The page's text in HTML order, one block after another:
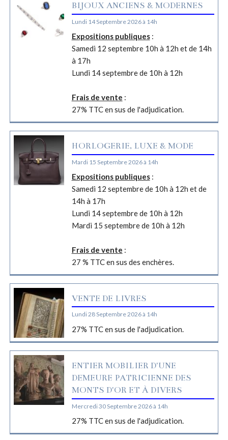
BIJOUX ANCIENS & MODERNES
Lundi 14 Septembre 2026 à 14h
Expositions publiques:
Samedi 12 septembre 10h à 12h et de 14h
à 17h
Lundi 14 septembre de 10h à 12h
Frais de vente :
27% TTC en sus de l'adjudication.
HORLOGERIE, LUXE & MODE
Mardi 15 Septembre 2026 à 14h
Expositions publiques:
Samedi 12 septembre de 10h à 12h et de
14h à 17h
Lundi 14 septembre de 10h à 12h
Mardi 15 septembre de 10h à 12h
Frais de vente :
27 % TTC en sus des enchères.
VENTE DE LIVRES
Lundi 28 Septembre 2026 à 14h
27% TTC en sus de l'adjudication.
ENTIER MOBILIER D'UNE
DEMEURE PATRICIENNE DES
MONTS D'OR ET À DIVERS
Mercredi 30 Septembre 2026 à 14h
27% TTC en sus de l'adjudication.